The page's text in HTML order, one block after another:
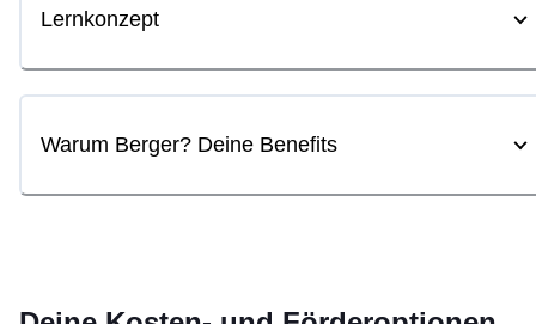
Lernkonzept
Warum Berger? Deine Benefits